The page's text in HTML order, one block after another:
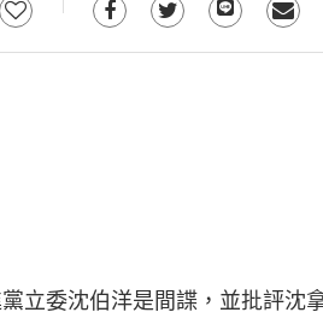
院黨團臉書
立委沈伯洋是間諜，並批評沈